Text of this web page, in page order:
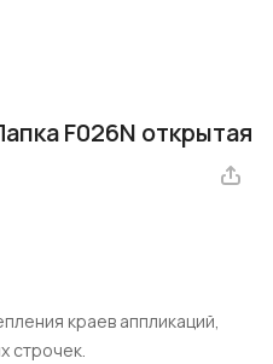
F026N открытая
краев аппликаций,
строчек.